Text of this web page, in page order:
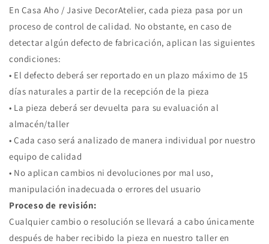
En Casa Aho / Jasive DecorAtelier, cada pieza pasa por un
proceso de control de calidad. No obstante, en caso de
detectar algún defecto de fabricación, aplican las siguientes
condiciones:
• El defecto deberá ser reportado en un plazo máximo de 15
días naturales a partir de la recepción de la pieza
• La pieza deberá ser devuelta para su evaluación al
almacén/taller
• Cada caso será analizado de manera individual por nuestro
equipo de calidad
• No aplican cambios ni devoluciones por mal uso,
manipulación inadecuada o errores del usuario
Proceso de revisión:
Cualquier cambio o resolución se llevará a cabo únicamente
después de haber recibido la pieza en nuestro taller en